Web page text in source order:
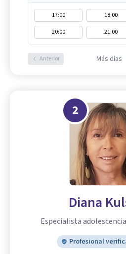
17:00 18:00
20:00
21:00
Anterior Más días
2
Diana
Especialista
Profesional